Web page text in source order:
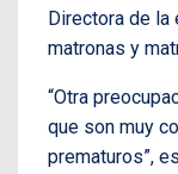
Directora de la
matronas y
“Otra
que son muy
prematuros”,